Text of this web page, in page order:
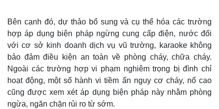
Bên cạnh đó, dự thảo bổ sung và cụ thể hóa các trường
hợp áp dụng biện pháp ngừng cung cấp điện, nước đối
với cơ sở kinh doanh dịch vụ vũ trường, karaoke không
bảo đảm điều kiện an toàn về phòng cháy, chữa cháy.
Ngoài các trường hợp vi phạm nghiêm trọng bị đình chỉ
hoạt động, một số hành vi tiềm ẩn nguy cơ cháy, nổ cao
cũng được xem xét áp dụng biện pháp này nhằm phòng
ngừa, ngăn chặn rủi ro từ sớm.